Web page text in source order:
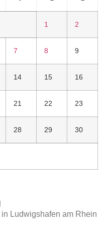
1 2
7 8 9
14 15 16
21 22 23
28 29 30